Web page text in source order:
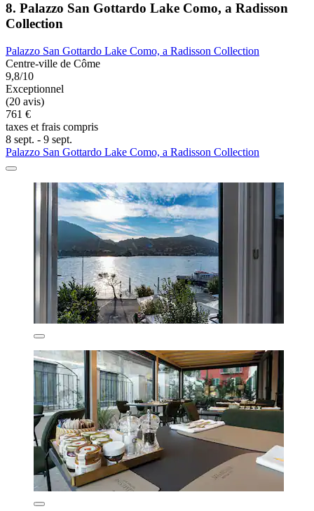
8. Palazzo San Gottardo Lake Como, a Radisson
Collection
Palazzo San Gottardo Lake Como, a Radisson Collection
Centre-ville de Côme
9,8/10
Exceptionnel
(20 avis)
761 €
taxes et frais compris
8 sept. - 9 sept.
Palazzo San Gottardo Lake Como, a Radisson Collection